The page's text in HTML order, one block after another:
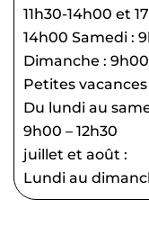
11h30-14h00 et
14h00 Samedi :
Dimanche :
Petites vacances
Du lundi au
9h00 – 12h30
juillet et août :
Lundi au